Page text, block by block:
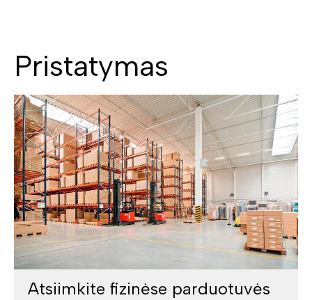
Pristatymas
Atsiimkite fizinėse parduotuvės